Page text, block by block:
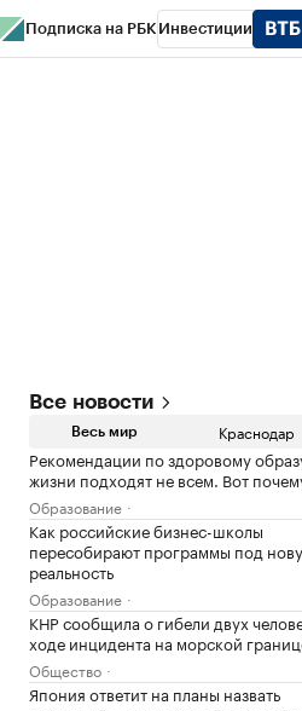
Подписка на РБК Инвестиции
Все новости
Весь мир Краснодар
Рекомендации по здоровому
жизни подходят не всем. Вот
Образование
Как российские бизнес-школы
пересобирают программы под
реальность
Образование
КНР сообщила о гибели двух
ходе инцидента на морской
Общество
Япония ответит на планы назвать